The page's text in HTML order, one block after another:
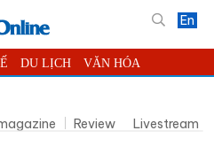
En
DU LỊCH VĂN HÓA
LUẬT BẠN ĐỌC PHÓNG SỰ
Review Livestream